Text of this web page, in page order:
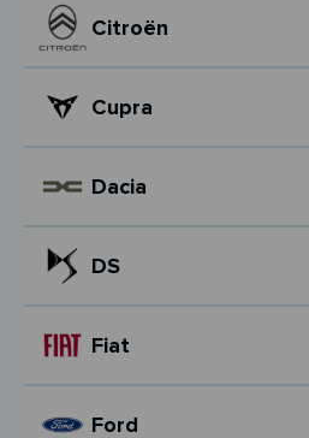
Citroën
Cupra
Dacia
DS
Fiat
Ford